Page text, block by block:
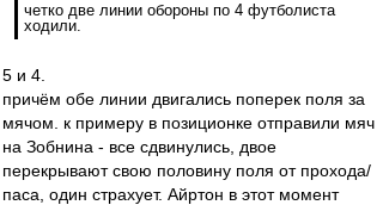
четко две линии обороны по 4 футболиста
ходили.
5 и 4.
причём обе линии двигались поперек поля за
мячом. к примеру в позиционке отправили мяч
на Зобнина - все сдвинулись, двое
перекрывают свою половину поля от прохода/
паса, один страхует. Айртон в этот момент